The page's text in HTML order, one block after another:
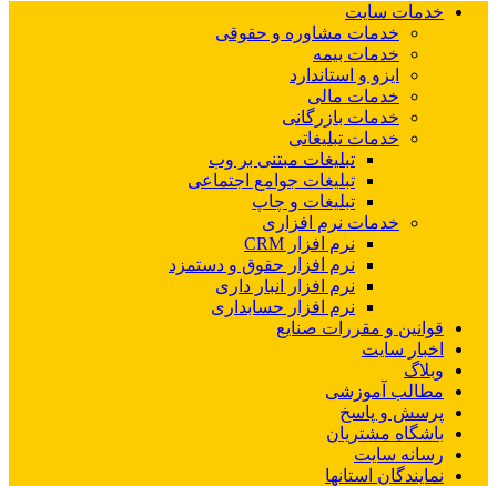
خدمات سایت
خدمات مشاوره و حقوقی
خدمات بیمه
ایزو و استاندارد
خدمات مالی
خدمات بازرگانی
خدمات تبلیغاتی
تبلیغات مبتنی بر وب
تبلیغات جوامع اجتماعی
تبلیغات و چاپ
خدمات نرم افزاری
نرم افزار CRM
نرم افزار حقوق و دستمزد
نرم افزار انبار داری
نرم افزار حسابداری
قوانین و مقررات صنایع
اخبار سایت
وبلاگ
مطالب آموزشی
پرسش و پاسخ
باشگاه مشتریان
رسانه سایت
نمایندگان استانها